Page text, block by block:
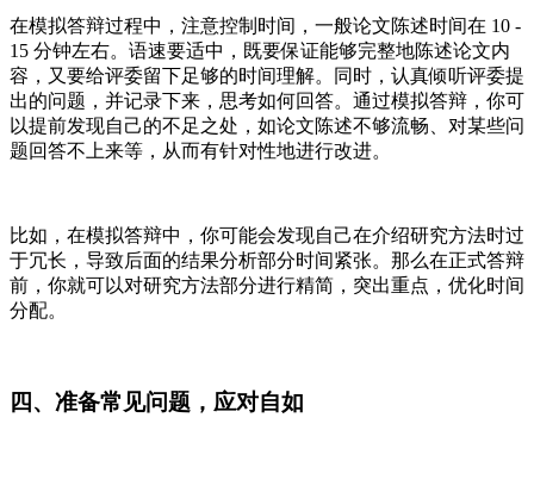
在模拟答辩过程中，注意控制时间，一般论文陈述时间在 10 -
15 分钟左右。语速要适中，既要保证能够完整地陈述论文内
容，又要给评委留下足够的时间理解。同时，认真倾听评委提
出的问题，并记录下来，思考如何回答。通过模拟答辩，你可
以提前发现自己的不足之处，如论文陈述不够流畅、对某些问
题回答不上来等，从而有针对性地进行改进。
比如，在模拟答辩中，你可能会发现自己在介绍研究方法时过
于冗长，导致后面的结果分析部分时间紧张。那么在正式答辩
前，你就可以对研究方法部分进行精简，突出重点，优化时间
分配。
四、准备常见问题，应对自如